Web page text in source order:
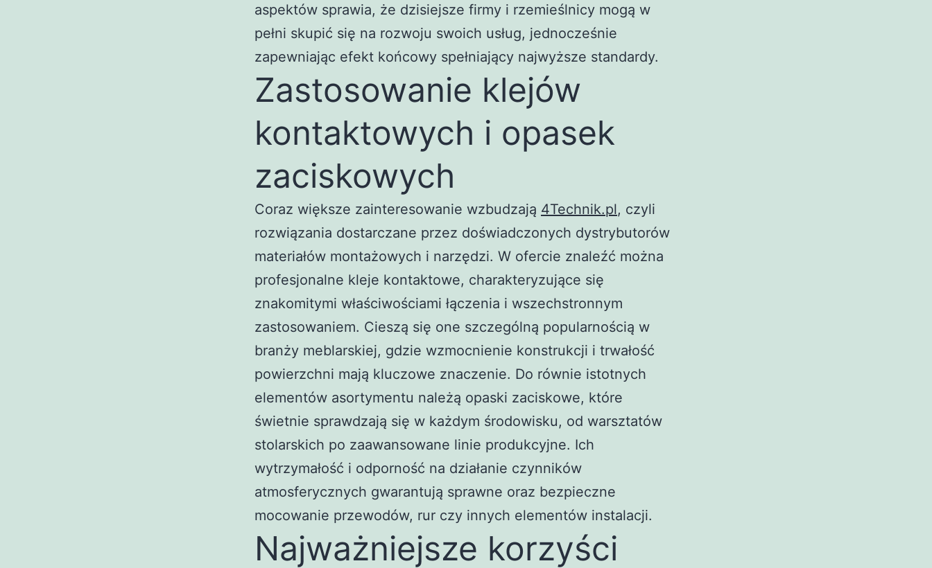
aspektów sprawia, że dzisiejsze firmy i rzemieślnicy mogą w
pełni skupić się na rozwoju swoich usług, jednocześnie
zapewniając efekt końcowy spełniający najwyższe standardy.
Zastosowanie klejów
kontaktowych i opasek
zaciskowych
Coraz większe zainteresowanie wzbudzają 4Technik.pl, czyli
rozwiązania dostarczane przez doświadczonych dystrybutorów
materiałów montażowych i narzędzi. W ofercie znaleźć można
profesjonalne kleje kontaktowe, charakteryzujące się
znakomitymi właściwościami łączenia i wszechstronnym
zastosowaniem. Cieszą się one szczególną popularnością w
branży meblarskiej, gdzie wzmocnienie konstrukcji i trwałość
powierzchni mają kluczowe znaczenie. Do równie istotnych
elementów asortymentu należą opaski zaciskowe, które
świetnie sprawdzają się w każdym środowisku, od warsztatów
stolarskich po zaawansowane linie produkcyjne. Ich
wytrzymałość i odporność na działanie czynników
atmosferycznych gwarantują sprawne oraz bezpieczne
mocowanie przewodów, rur czy innych elementów instalacji.
Najważniejsze korzyści